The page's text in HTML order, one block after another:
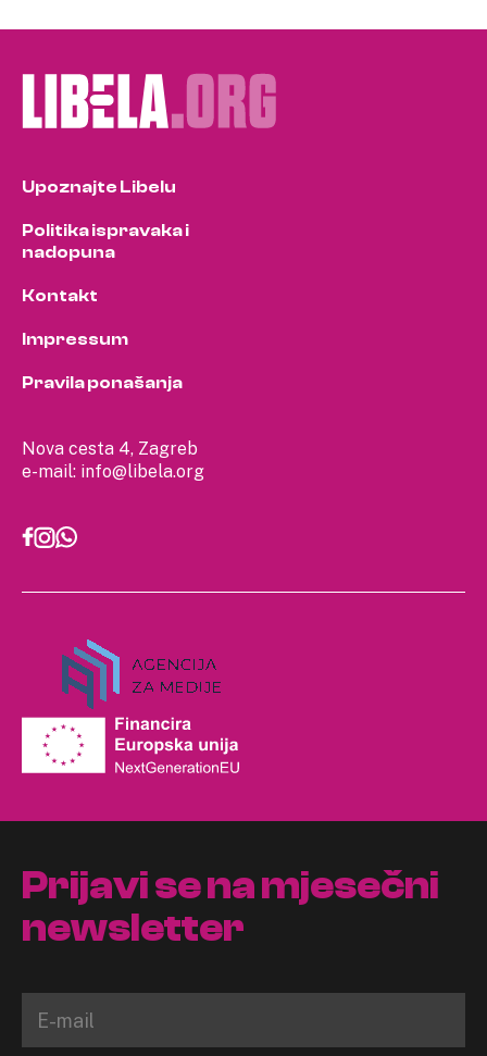
pagination
Nova cesta 4, Zagreb
e-mail: info@libela.org
Upoznajte Libelu
Politika ispravaka i
nadopuna
Kontakt
Impressum
Pravila ponašanja
Prijavi se na mjesečni
newsletter